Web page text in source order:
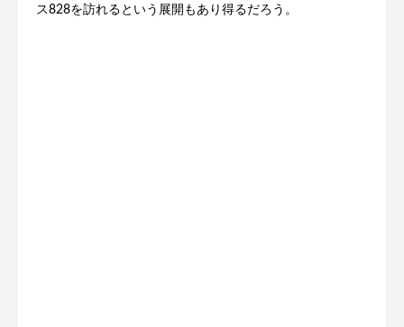
ス828を訪れるという展開もあり得るだろう。